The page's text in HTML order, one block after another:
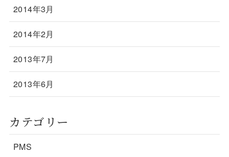
2014年3月
2014年2月
2013年7月
2013年6月
カテゴリー
PMS